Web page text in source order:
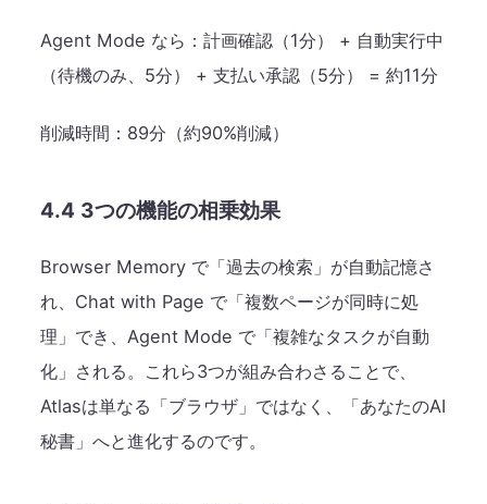
Agent Mode なら：計画確認（1分） + 自動実行中
（待機のみ、5分） + 支払い承認（5分） = 約11分
削減時間：89分（約90%削減）
4.4 3つの機能の相乗効果
Browser Memory で「過去の検索」が自動記憶さ
れ、Chat with Page で「複数ページが同時に処
理」でき、Agent Mode で「複雑なタスクが自動
化」される。これら3つが組み合わさることで、
Atlasは単なる「ブラウザ」ではなく、「あなたのAI
秘書」へと進化するのです。